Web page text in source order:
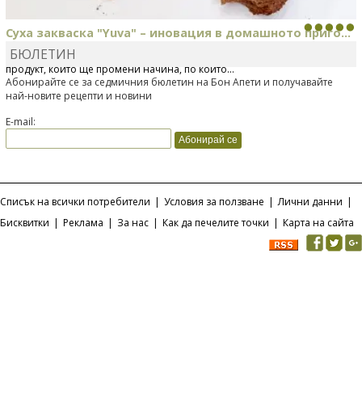
Суха закваска "Yuva" – иновация в домашното приго...
Отскоро Лесафр България стартира предлагането на изцяло нов
продукт, който ще промени начина, по който...
БЮЛЕТИН
Абонирайте се за седмичния бюлетин на Бон Апети и получавайте
най-новите рецепти и новини
E-mail:
Списък на всички потребители | Условия за ползване | Лични данни |
Бисквитки | Реклама | За нас | Как да печелите точки | Карта на сайта